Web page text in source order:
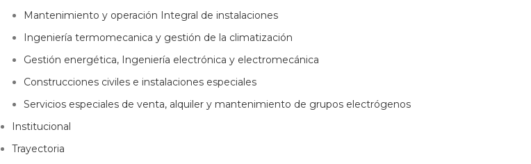
Mantenimiento y operación Integral de instalaciones
Ingeniería termomecanica y gestión de la climatización
Gestión energética, Ingeniería electrónica y electromecánica
Construcciones civiles e instalaciones especiales
Servicios especiales de venta, alquiler y mantenimiento de grupos electrógenos
Institucional
Trayectoria